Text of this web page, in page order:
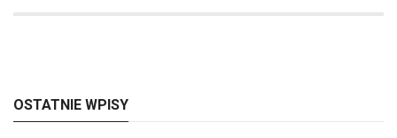
OSTATNIE WPISY